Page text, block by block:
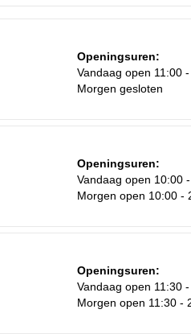
Openingsuren:
Vandaag open 11:00
Morgen gesloten
Openingsuren:
Vandaag open 10:00
Morgen open 10:00 -
Openingsuren:
Vandaag open 11:30
Morgen open 11:30 -